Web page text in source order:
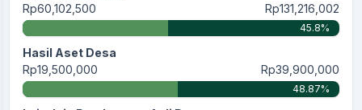
Rp60,102,500
Rp131,216,002
45.8%
Hasil Aset Desa
Rp19,500,000
Rp39,900,000
48.87%